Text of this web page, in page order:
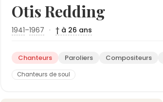
Otis Redding
1941–1967 · † à 26 ans
Chanteurs Paroliers Compositeurs
Chanteurs de soul